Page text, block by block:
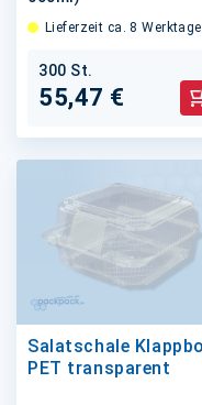
Lieferzeit ca. 8 Werktage
300 St.
55,47 €
Salatschale
PET transparent